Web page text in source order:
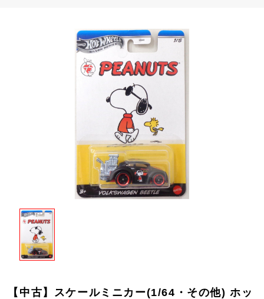
【中古】スケールミニカー(1/64・その他) ホッ